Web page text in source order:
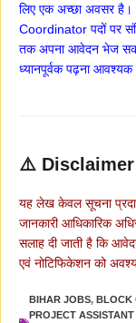
लिए एक अच्छा अवसर
Coordinator पदों पर
तक अपना आवेदन भेज
ध्यानपूर्वक पढ़ना आवश्यक
⚠️ Disclaimer
यह लेख केवल सूचना
जानकारी आधिकारिक
सलाह दी जाती है कि
एवं नोटिफिकेशन को
BIHAR JOBS, BLOCK
PROJECT